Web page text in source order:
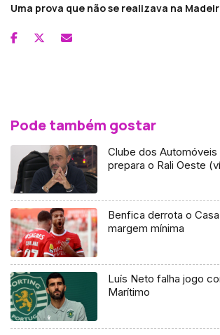
Uma prova que não se realizava na
Pode também gostar
Clube dos Automóveis
prepara o Rali Oeste
Benfica derrota o
margem mínima
Luís Neto falha jogo
Marítimo